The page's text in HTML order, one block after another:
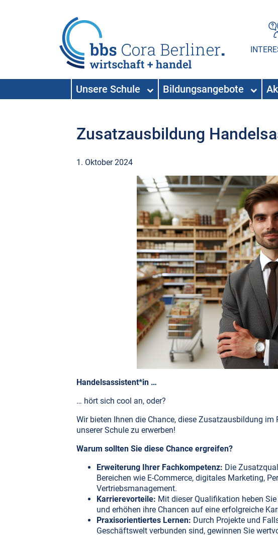
HAUPTNAVIGATION
Hauptnavigation
Unsere Schule Bildungsangebote
Zusatzausbildung
1. Oktober 2024
Handelsassistent*in …
… hört sich cool an, oder?
Wir bieten Ihnen die Chance, diese Zusatzausbildung im
unserer Schule zu erwerben!
Warum sollten Sie diese Chance ergreifen?
Erweiterung Ihrer Fachkompetenz: Die
Bereichen wie E-Commerce, digitales Marketing,
Vertriebsmanagement.
Karrierevorteile: Mit dieser Qualifikation heben
und erhöhen ihre Chancen auf eine erfolgreiche
Praxisorientiertes Lernen: Durch Projekte und
Geschäftswelt verbunden sind, gewinnen Sie